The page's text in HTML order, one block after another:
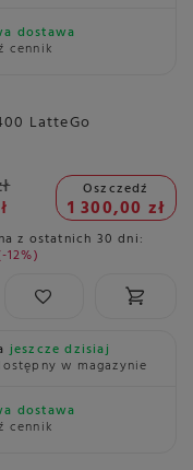
dostawa
cennik
LatteGo
Oszczedź
1 300,00 zł
z ostatnich 30 dni:
-12%
jeszcze dzisiaj
w magazynie
dostawa
cennik